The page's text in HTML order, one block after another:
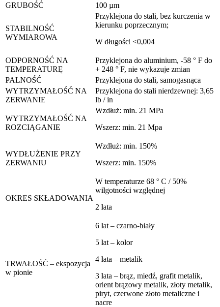
GRUBOŚĆ
100 µm
STABILNOŚĆ
WYMIAROWA
Przyklejona do stali, bez kurczenia w
kierunku poprzecznym;
W długości <0,004
ODPORNOŚĆ NA
TEMPERATURĘ
Przyklejona do aluminium, -58 ° F do
+ 248 ° F, nie wykazuje zmian
PALNOŚĆ
Przyklejona do stali, samogasnąca
WYTRZYMAŁOŚĆ NA
ZERWANIE
Przyklejona do stali nierdzewnej: 3,65
lb / in
WYTRZYMAŁOŚĆ NA
ROZCIĄGANIE
Wzdłuż: min. 21 MPa
Wszerz: min. 21 Mpa
WYDŁUŻENIE PRZY
ZERWANIU
Wzdłuż: min. 150%
Wszerz: min. 150%
OKRES SKŁADOWANIA
W temperaturze 68 ° C / 50%
wilgotności względnej
2 lata
TRWAŁOŚĆ – ekspozycja
w pionie
6 lat – czarno-biały
5 lat – kolor
4 lata – metalik
3 lata – brąz, miedź, grafit metalik,
orient brązowy metalik, złoty metalik,
piryt, czerwone złoto metaliczne i
nacre